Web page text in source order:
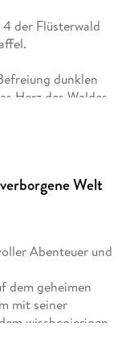
der Flüsterwald
dunklen
Herz des Waldes
die Freundschaft,
und Segen
wird zb Rani damit
Band eine
ein oder andere
Welt
Abenteuer und
dem geheimen
mit seiner
wissbegierigen